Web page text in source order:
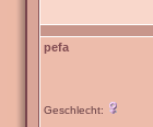
pefa
Geschlecht: